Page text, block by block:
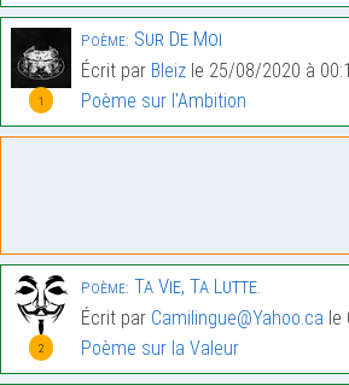
1
Poème: Sur De Moi
Écrit par Bleiz le 25/08/2020 à
Poème sur l'Ambition
2
Poème: Ta Vie, Ta Lutte.
Écrit par Camilingue@Yahoo.ca
Poème sur la Valeur